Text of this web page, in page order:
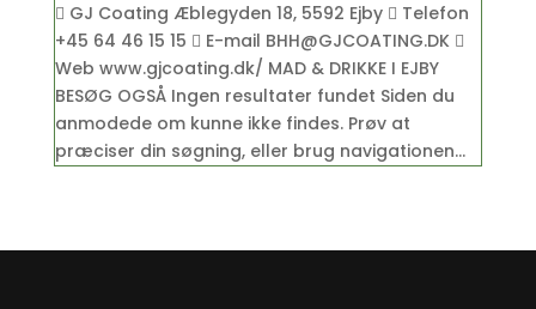
 GJ Coating Æblegyden 18, 5592 Ejby  Telefon
+45 64 46 15 15  E-mail BHH@GJCOATING.DK 
Web www.gjcoating.dk/ MAD & DRIKKE I EJBY
BESØG OGSÅ Ingen resultater fundet Siden du
anmodede om kunne ikke findes. Prøv at
præciser din søgning, eller brug navigationen...